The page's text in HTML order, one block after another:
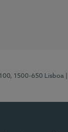
1500-650 Lisboa